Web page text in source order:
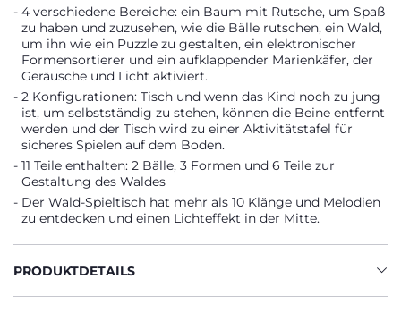
4 verschiedene Bereiche: ein Baum mit Rutsche, um Spaß
zu haben und zuzusehen, wie die Bälle rutschen, ein Wald,
um ihn wie ein Puzzle zu gestalten, ein elektronischer
Formensortierer und ein aufklappender Marienkäfer, der
Geräusche und Licht aktiviert.
2 Konfigurationen: Tisch und wenn das Kind noch zu jung
ist, um selbstständig zu stehen, können die Beine entfernt
werden und der Tisch wird zu einer Aktivitätstafel für
sicheres Spielen auf dem Boden.
11 Teile enthalten: 2 Bälle, 3 Formen und 6 Teile zur
Gestaltung des Waldes
Der Wald-Spieltisch hat mehr als 10 Klänge und Melodien
zu entdecken und einen Lichteffekt in der Mitte.
PRODUKTDETAILS